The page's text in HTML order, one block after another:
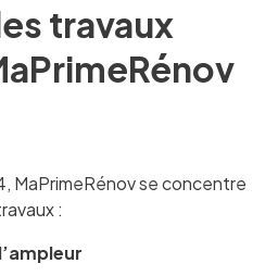
travaux
MaPrimeRénov se concentre
: